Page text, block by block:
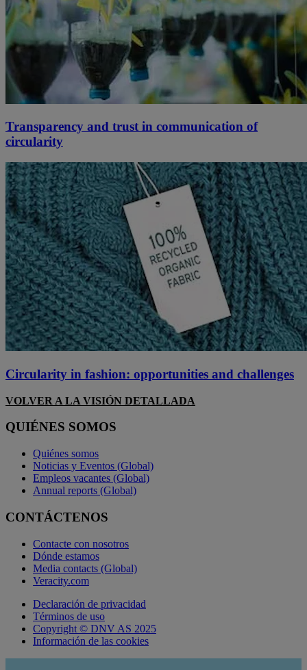
Transparency and trust in communication of
circularity
Circularity in fashion: opportunities and challenges
VOLVER A LA VISIÓN DETALLADA
QUIÉNES SOMOS
Quiénes somos
Noticias y Eventos (Global)
Empleos vacantes (Global)
Annual reports (Global)
CONTÁCTENOS
Contacte con nosotros
Dónde estamos
Media contacts (Global)
Veracity.com
Declaración de privacidad
Términos de uso
Copyright © DNV AS 2025
Información de las cookies